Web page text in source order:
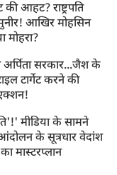
आहट? राष्ट्रपति
आखिर मोहसिन
मोहरा?
सरकार...जैश के
टार्गेट करने की
मीडिया के सामने
के सूत्रधार वेदांश
मास्टरप्लान